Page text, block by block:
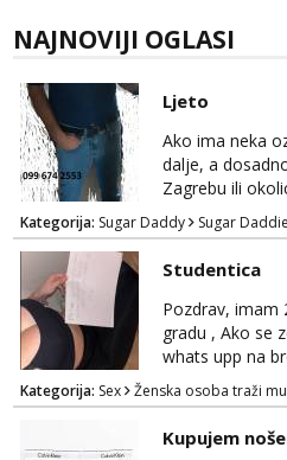
Vanesa
Tel:064/677-677
tel:0,93€ - mob:1,12€
Zara
Čekam tvoj poziv!
Tel:064/677-677 - Kod:
tel:0,93€ - mob:1,12€
Čekam tvoj poziv!
Tel:064/677-677
tel:0,93€ - mob:1,12€
NAJNOVIJI OGLASI
Ljeto
Ako ima neka
dalje, a
Zagrebu ili
Bozt_8 ili na
Kategorija: Sugar Daddy Sugar
Studentica
Pozdrav, imam
gradu , Ako se
whats upp na
razme vrste
Kategorija: Sex Ženska osoba traži
Kupujem